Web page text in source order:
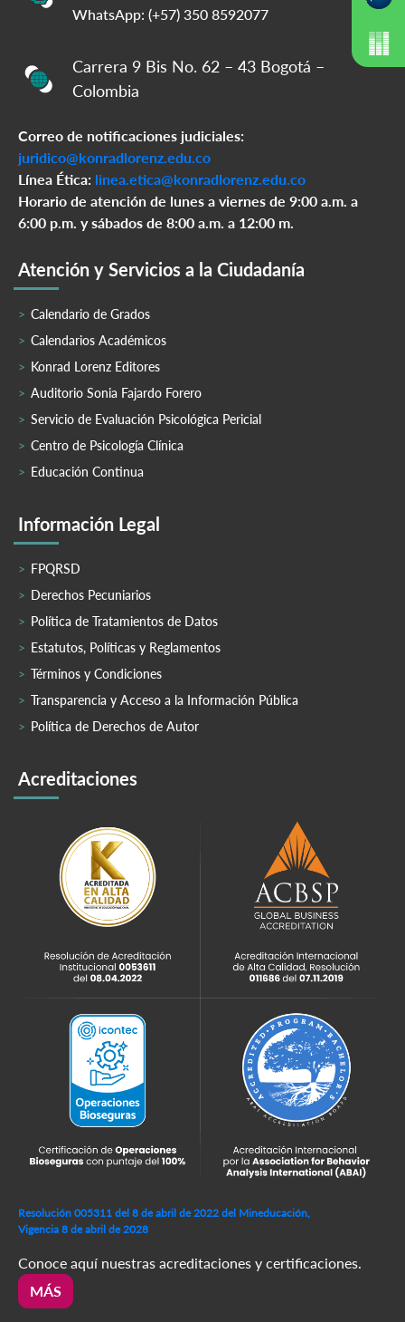
WhatsApp: (+57) 350 8592077
Carrera 9 Bis No. 62 – 43 Bogotá –
Colombia
Correo de notificaciones judiciales:
juridico@konradlorenz.edu.co
Línea Ética: linea.etica@konradlorenz.edu.co
Horario de atención de lunes a viernes de 9:00 a.m. a
6:00 p.m. y sábados de 8:00 a.m. a 12:00 m.
Atención y Servicios a la Ciudadanía
Calendario de Grados
Calendarios Académicos
Konrad Lorenz Editores
Auditorio Sonia Fajardo Forero
Servicio de Evaluación Psicológica Pericial
Centro de Psicología Clínica
Educación Continua
Información Legal
FPQRSD
Derechos Pecuniarios
Política de Tratamientos de Datos
Estatutos, Políticas y Reglamentos
Términos y Condiciones
Transparencia y Acceso a la Información Pública
Política de Derechos de Autor
Acreditaciones
Resolución 005311 del 8 de abril de 2022 del Mineducación,
Vigencia 8 de abril de 2028
Conoce aquí nuestras acreditaciones y certificaciones.
MÁS